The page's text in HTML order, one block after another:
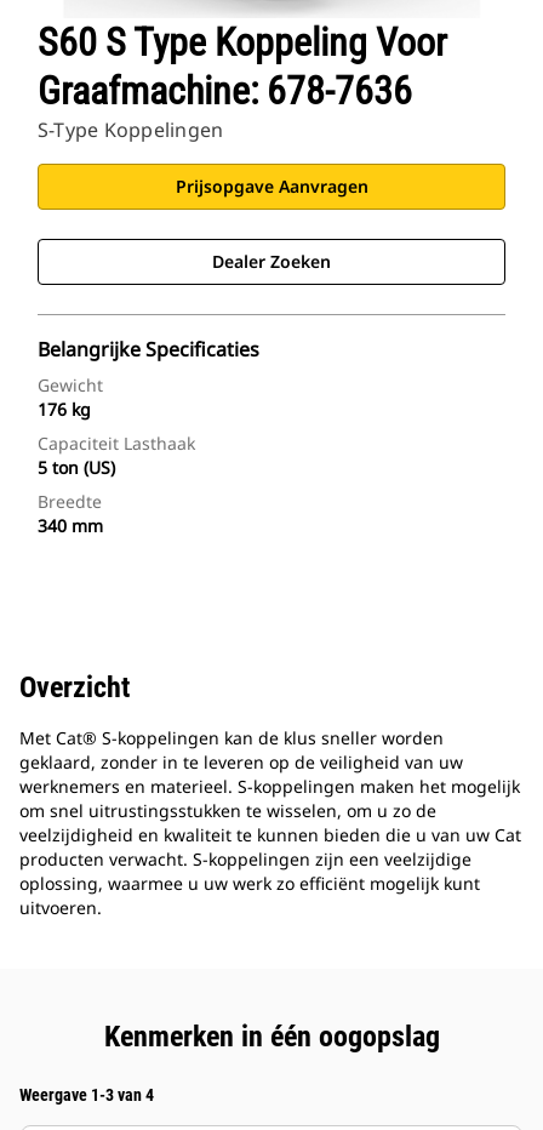
S60 S Type Koppeling Voor
Graafmachine: 678-7636
S-Type Koppelingen
Prijsopgave Aanvragen
Dealer Zoeken
Belangrijke Specificaties
Gewicht
176 kg
Capaciteit Lasthaak
5 ton (US)
Breedte
340 mm
Overzicht
Met Cat® S-koppelingen kan de klus sneller worden
geklaard, zonder in te leveren op de veiligheid van uw
werknemers en materieel. S-koppelingen maken het mogelijk
om snel uitrustingsstukken te wisselen, om u zo de
veelzijdigheid en kwaliteit te kunnen bieden die u van uw Cat
producten verwacht. S-koppelingen zijn een veelzijdige
oplossing, waarmee u uw werk zo efficiënt mogelijk kunt
uitvoeren.
Kenmerken in één oogopslag
Weergave 1-3 van 4